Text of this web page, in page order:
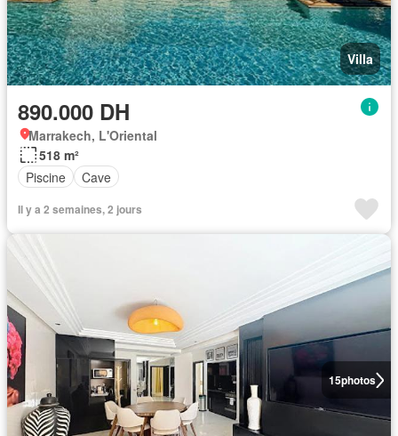
Villa
890.000 DH
Marrakech, L'Oriental
518 m²
Piscine
Cave
Il y a 2 semaines, 2 jours
15photos